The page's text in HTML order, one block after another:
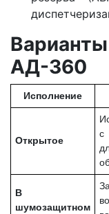
АД-360
Исполнение
Открытое
с
В
шумозащитном